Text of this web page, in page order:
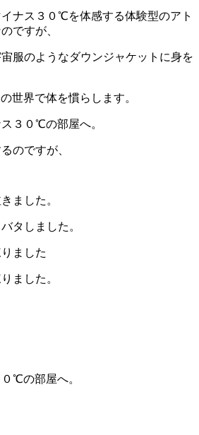
ナス３０℃を体感する体験型のアト
ですが、
服のようなダウンジャケットに身を
世界で体を慣らします。
３０℃の部屋へ。
のですが、
ました。
タしました。
ました
ました。
℃の部屋へ。